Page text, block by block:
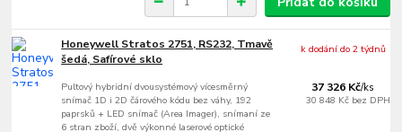
Honeywell Stratos 2751, RS232, Tmavě
šedá, Safírové sklo
Pultový hybridní dvousystémový vícesměrný
snímač 1D i 2D čárového kódu bez váhy, 192
paprsků + LED snímač (Area Imager), snímaní ze
6 stran zboží, dvě výkonné laserové optické
37 326 Kč/ks
30 848 Kč bez DPH
k dodání do 2 týdnů